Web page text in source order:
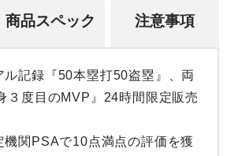
商品スペック 注意事項
ル記録『50本塁打50盗塁』、両
３度目のMVP』24時間限定販売
機関PSAで10点満点の評価を獲